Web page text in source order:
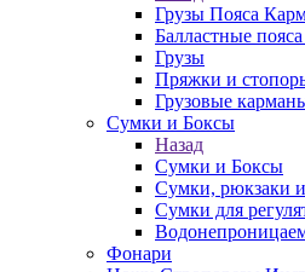
Грузы Пояса
Балластные
Грузы
Пряжки и
Грузовые
Сумки и Боксы
Назад
Сумки и Боксы
Сумки, рюкзаки
Сумки для
Фонари